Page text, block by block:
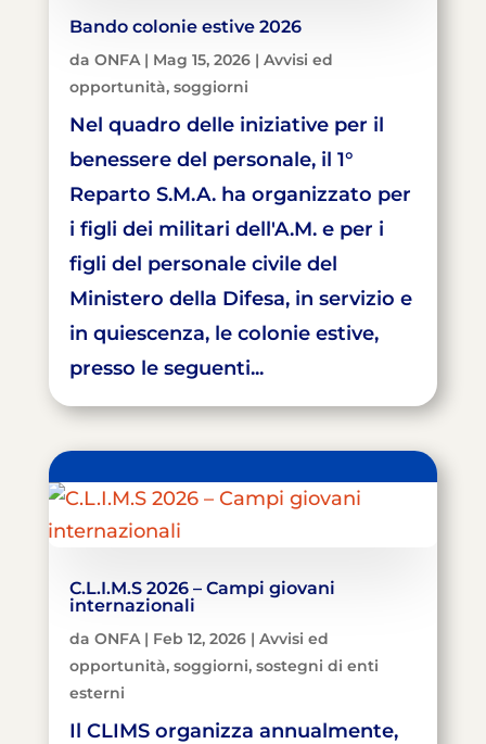
Bando colonie estive 2026
da ONFA| Mag 15, 2026| Avvisi ed
opportunità, soggiorni
Nel quadro delle iniziative per il
benessere del personale, il 1°
Reparto S.M.A. ha organizzato per
i figli dei militari dell'A.M. e per i
figli del personale civile del
Ministero della Difesa, in servizio e
in quiescenza, le colonie estive,
presso le seguenti...
C.L.I.M.S 2026 – Campi giovani
internazionali
da ONFA| Feb 12, 2026| Avvisi ed
opportunità, soggiorni, sostegni di enti
esterni
Il CLIMS organizza annualmente,